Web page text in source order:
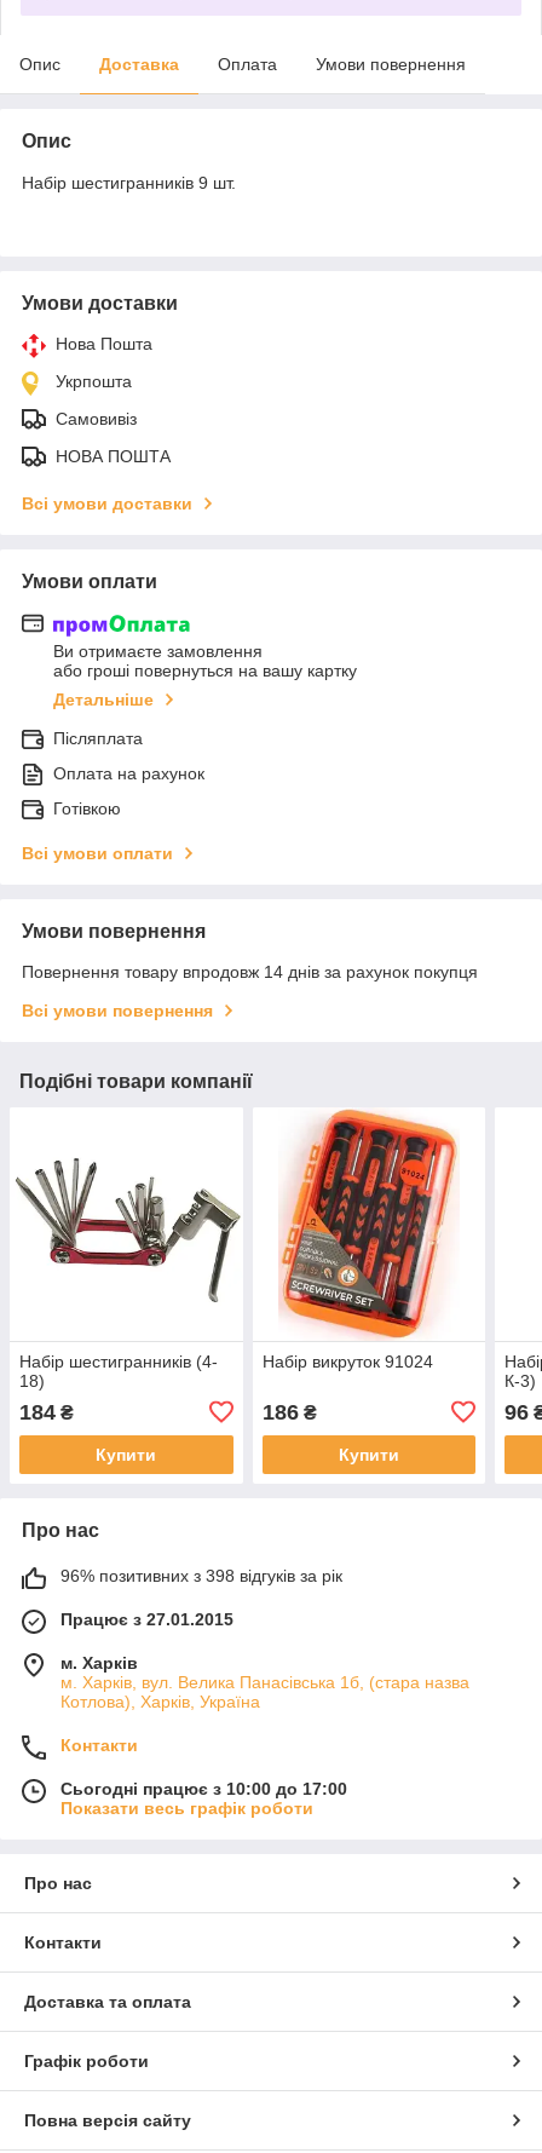
Опис Доставка Оплата Умови повернення
Опис
Набір шестигранників 9 шт.
Умови доставки
Нова Пошта
Укрпошта
Самовивіз
НОВА ПОШТА
Всі умови доставки
Умови оплати
Ви отримаєте замовлення
або гроші повернуться на вашу картку
Детальніше
Післяплата
Оплата на рахунок
Готівкою
Всі умови оплати
Умови повернення
Повернення товару впродовж 14 днів за рахунок покупця
Всі умови повернення
Подібні товари компанії
Набір шестигранників (4-
18)
184 ₴
Купити
Набір викруток 91024
186₴
Купити
К-3)
96
Про нас
96% позитивних з 398 відгуків за рік
Працює з 27.01.2015
м. Харків
м. Харків, вул. Велика Панасівська 1б, (стара назва
Котлова), Харків, Україна
Контакти
Сьогодні працює з 10:00 до 17:00
Показати весь графік роботи
Про нас
Контакти
Доставка та оплата
Графік роботи
Повна версія сайту